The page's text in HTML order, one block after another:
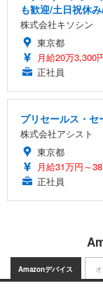
も歓迎/土日祝休
株式会社キソシン
東京都
月給20万3,300
正社員
プリセールス・
株式会社アシスト
東京都
月給31万円～
正社員
Amazonデバイス